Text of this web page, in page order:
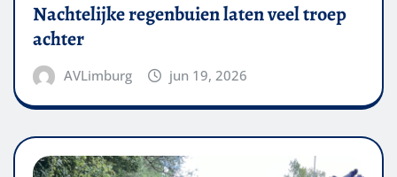
Nachtelijke regenbuien laten veel troep
achter
AVLimburg jun 19, 2026